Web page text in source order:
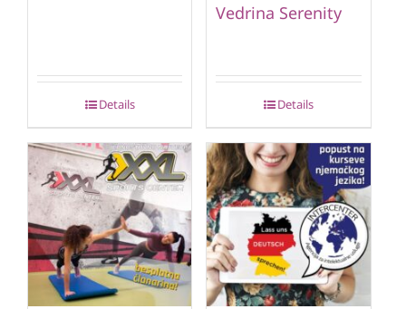
Details
Vedrina Serenity
Details